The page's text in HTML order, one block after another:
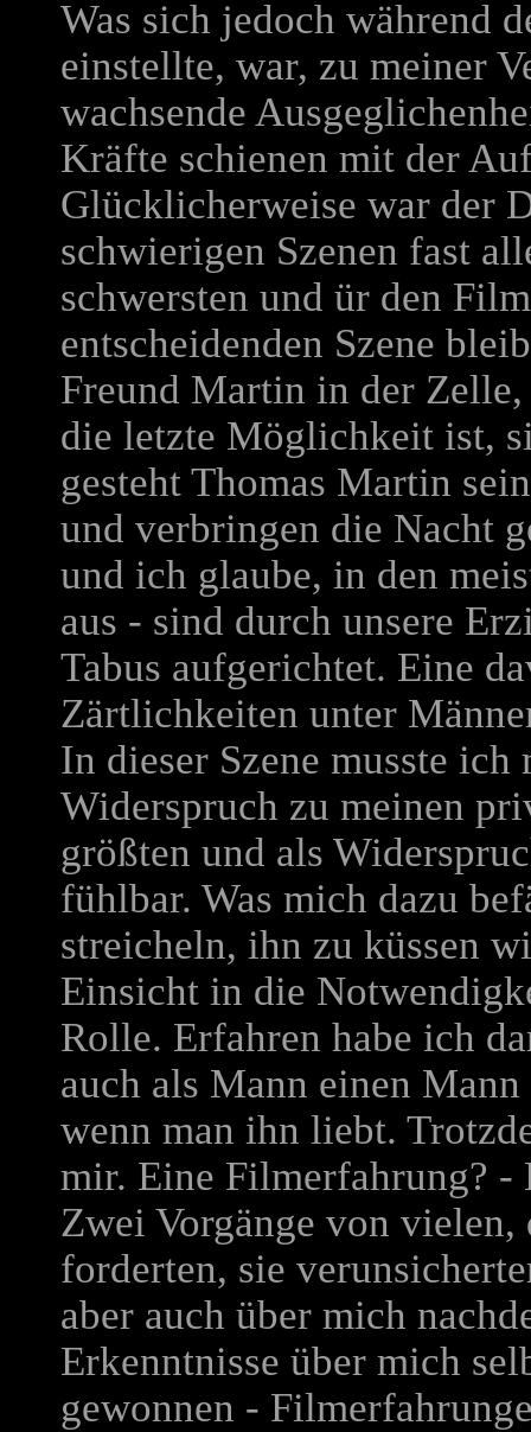
Was sich jedoch während
einstellte, war, zu meiner
wachsende
Kräfte schienen mit der
Glücklicherweise war der
schwierigen Szenen fast
schwersten und ür den
entscheidenden Szene
Freund Martin in der
die letzte Möglichkeit ist,
gesteht Thomas Martin
und verbringen die Nacht
und ich glaube, in den
aus - sind durch unsere
Tabus aufgerichtet. Eine
Zärtlichkeiten unter
In dieser Szene musste
Widerspruch zu meinen
größten und als
fühlbar. Was mich dazu
streicheln, ihn zu küssen
Einsicht in die
Rolle. Erfahren habe ich
auch als Mann einen
wenn man ihn liebt.
mir. Eine Filmerfahrung? -
Zwei Vorgänge von vielen,
forderten, sie
aber auch über mich
Erkenntnisse über mich
gewonnen -